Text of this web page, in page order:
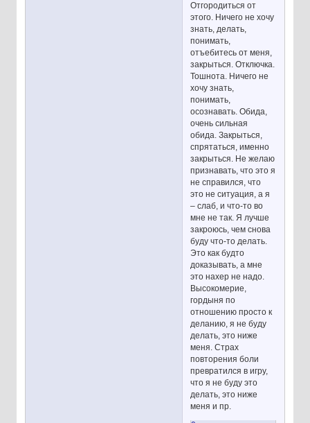
Отгородиться от
этого. Ничего не хочу
знать, делать,
понимать,
отъебитесь от меня,
закрыться. Отключка.
Тошнота. Ничего не
хочу знать,
понимать,
осознавать. Обида,
очень сильная
обида. Закрыться,
спрятаться, именно
закрыться. Не желаю
признавать, что это я
не справился, что
это не ситуация, а я
– слаб, и что-то во
мне не так. Я лучше
закроюсь, чем снова
буду что-то делать.
Это как будто
доказывать, а мне
это нахер не надо.
Высокомерие,
гордыня по
отношению просто к
деланию, я не буду
делать, это ниже
меня. Страх
повторения боли
превратился в игру,
что я не буду это
делать, это ниже
меня и пр.